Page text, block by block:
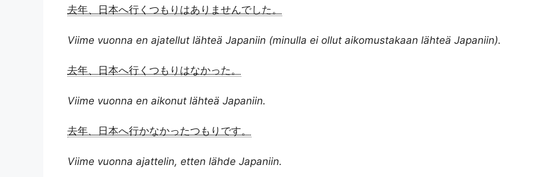
去年、日本へ行くつもりはありませんでした。
Viime vuonna en ajatellut lähteä Japaniin (minulla ei ollut aikomustakaan lähteä Japaniin).
去年、日本へ行くつもりはなかった。
Viime vuonna en aikonut lähteä Japaniin.
去年、日本へ行かなかったつもりです。
Viime vuonna ajattelin, etten lähde Japaniin.